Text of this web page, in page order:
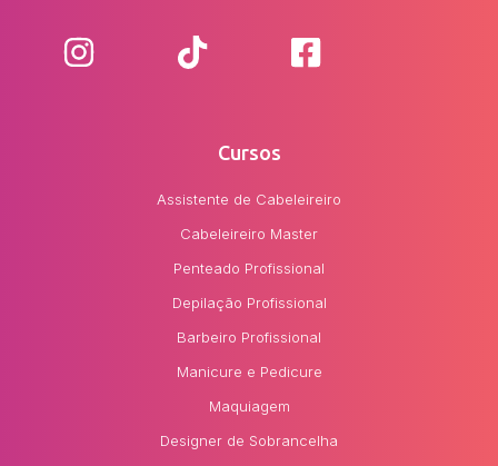
Cursos
Assistente de Cabeleireiro
Cabeleireiro Master
Penteado Profissional
Depilação Profissional
Barbeiro Profissional
Manicure e Pedicure
Maquiagem
Designer de Sobrancelha